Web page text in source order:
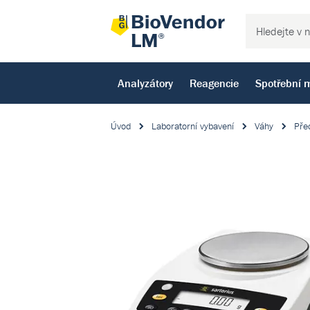
Analyzátory Reagencie Spotřební
Úvod Laboratorní vybavení Váhy